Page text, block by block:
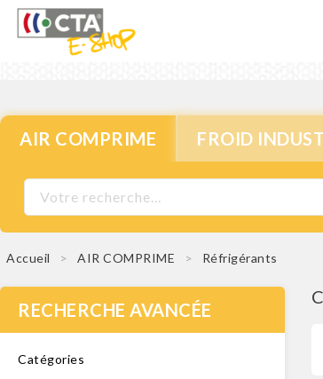
AIR COMPRIME FROID
Accueil AIR COMPRIME Réfrigérants
RECHERCHE AVANCÉE
Catégories